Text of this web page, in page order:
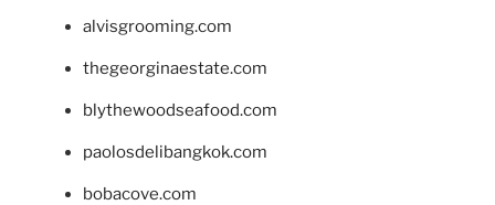
alvisgrooming.com
thegeorginaestate.com
blythewoodseafood.com
paolosdelibangkok.com
bobacove.com